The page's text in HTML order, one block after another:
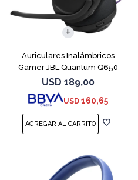
Auriculares Inalámbricos
Gamer JBL Quantum Q650
Negro
USD 189,00
USD 160,65